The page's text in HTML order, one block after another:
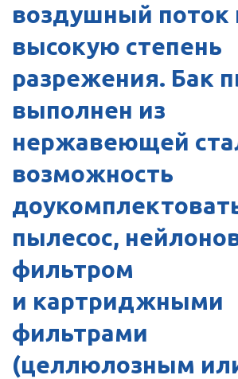
воздушный поток
высокую степень
разрежения. Бак
выполнен из
нержавеющей
возможность
пылесос,
фильтром
и картриджными
фильтрами
(целлюлозным